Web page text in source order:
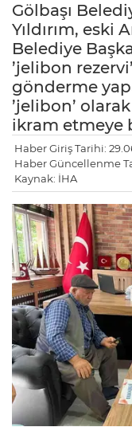
Gölbaşı
Yıldırım, eski
Belediye
’jelibon
gönderme
’jelibon’
ikram etmeye
Haber Giriş Tarihi:
Haber Güncellenme
Kaynak: İHA